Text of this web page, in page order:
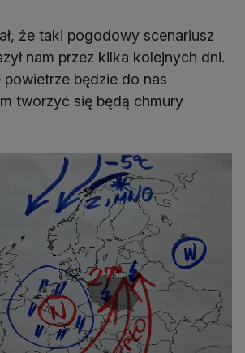
że taki pogodowy scenariusz
nam przez kilka kolejnych dni.
powietrze będzie do nas
tworzyć się będą chmury